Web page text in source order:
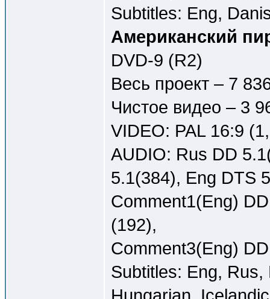
Subtitles: Eng,
Американский
DVD-9 (R2)
Весь проект – 7
Чистое видео – 3
VIDEO: PAL 16:9
AUDIO: Rus DD
5.1(384), Eng DTS
Comment1(Eng)
(192),
Comment3(Eng)
Subtitles: Eng,